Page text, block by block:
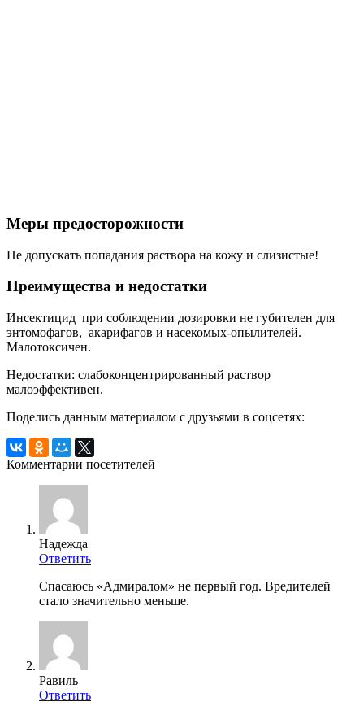
Меры предосторожности
Не допускать попадания раствора на кожу и слизистые!
Преимущества и недостатки
Инсектицид при соблюдении дозировки не губителен для
энтомофагов, акарифагов и насекомых-опылителей.
Малотоксичен.
Недостатки: слабоконцентрированный раствор
малоэффективен.
Поделись данным материалом с друзьями в соцсетях:
Комментарии посетителей
Надежда
Ответить
Спасаюсь «Адмиралом» не первый год. Вредителей
стало значительно меньше.
Равиль
Ответить